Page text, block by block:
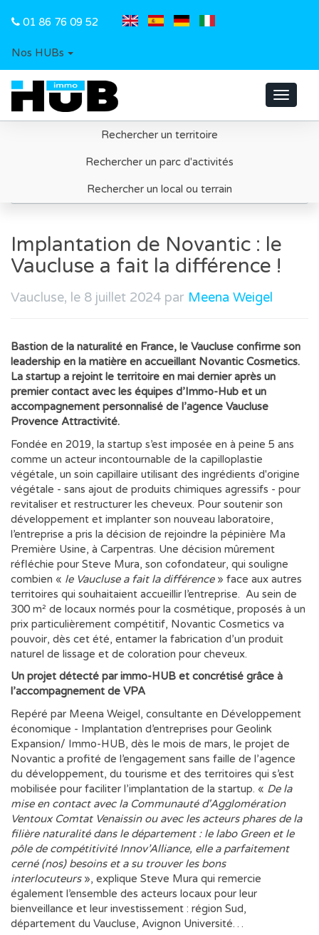
01 86 76 09 52
Nos HUBs
Toggle
Rechercher un territoire
Rechercher un parc d'activités
Rechercher un local ou terrain
Implantation de Novantic : le
Vaucluse a fait la différence !
Vaucluse, le 8 juillet 2024 par Meena Weigel
Bastion de la naturalité en France, le Vaucluse confirme son
leadership en la matière en accueillant Novantic Cosmetics.
La startup a rejoint le territoire en mai dernier après un
premier contact avec les équipes d’Immo-Hub et un
accompagnement personnalisé de l’agence Vaucluse
Provence Attractivité.
Fondée en 2019, la startup s’est imposée en à peine 5 ans
comme un acteur incontournable de la capilloplastie
végétale, un soin capillaire utilisant des ingrédients d'origine
végétale - sans ajout de produits chimiques agressifs - pour
revitaliser et restructurer les cheveux. Pour soutenir son
développement et implanter son nouveau laboratoire,
l’entreprise a pris la décision de rejoindre la pépinière Ma
Première Usine, à Carpentras. Une décision mûrement
réfléchie pour Steve Mura, son cofondateur, qui souligne
combien « le Vaucluse a fait la différence» face aux autres
territoires qui souhaitaient accueillir l’entreprise. Au sein de
300 m² de locaux normés pour la cosmétique, proposés à un
prix particulièrement compétitif, Novantic Cosmetics va
pouvoir, dès cet été, entamer la fabrication d’un produit
naturel de lissage et de coloration pour cheveux.
Un projet détecté par immo-HUB et concrétisé grâce à
l’accompagnement de VPA
Repéré par Meena Weigel, consultante en Développement
économique - Implantation d’entreprises pour Geolink
Expansion/ Immo-HUB, dès le mois de mars, le projet de
Novantic a profité de l’engagement sans faille de l’agence
du développement, du tourisme et des territoires qui s’est
mobilisée pour faciliter l’implantation de la startup. « De la
mise en contact avec la Communauté d'Agglomération
Ventoux Comtat Venaissin ou avec les acteurs phares de la
filière naturalité dans le département : le labo Green et le
pôle de compétitivité Innov’Alliance, elle a parfaitement
cerné (nos) besoins et a su trouver les bons
interlocuteurs», explique Steve Mura qui remercie
également l’ensemble des acteurs locaux pour leur
bienveillance et leur investissement : région Sud,
département du Vaucluse, Avignon Université…